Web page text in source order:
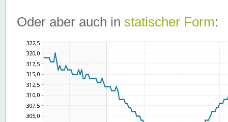
Oder aber auch in statischer Form: